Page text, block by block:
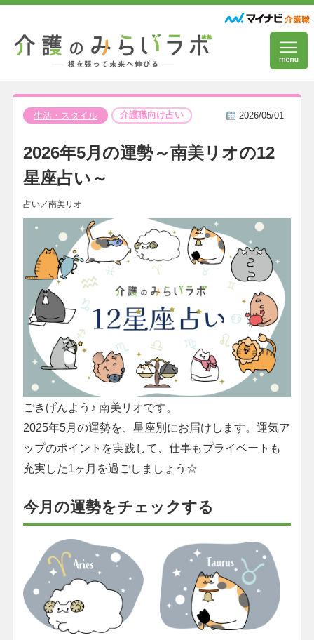
生活・スタイル 介護職向け占い 2026/05/01
2026年5月の運勢～南美リオの12
星座占い～
占い／南美リオ
ごきげんよう♪ 南美リオです。
2025年5月の運勢を、星座別にお届けします。運気ア
ップのポイントを実践して、仕事もプライベートも
充実した1ヶ月を過ごしましょう☆
今月の運勢をチェックする